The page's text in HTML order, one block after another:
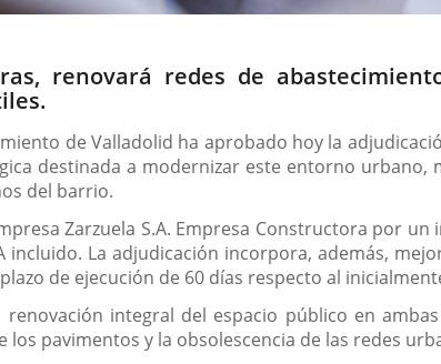
renovará redes de
de Valladolid ha aprobado hoy la
destinada a modernizar este entorno
del barrio.
Zarzuela S.A. Empresa Constructora por
incluido. La adjudicación incorpora, además,
de ejecución de 60 días respecto al
integral del espacio público en
los pavimentos y la obsolescencia de las redes